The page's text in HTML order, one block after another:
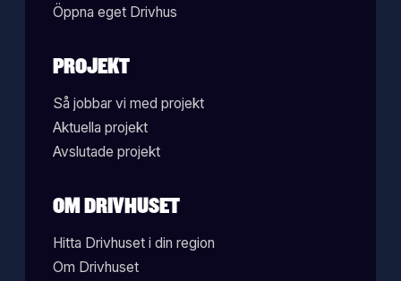
Öppna eget Drivhus
PROJEKT
Så jobbar vi med projekt
Aktuella projekt
Avslutade projekt
OM DRIVHUSET
Hitta Drivhuset i din region
Om Drivhuset